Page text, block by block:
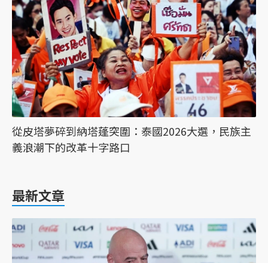
從皮塔夢碎到納塔蓬突圍：泰國2026大選，民族主
義浪潮下的改革十字路口
最新文章